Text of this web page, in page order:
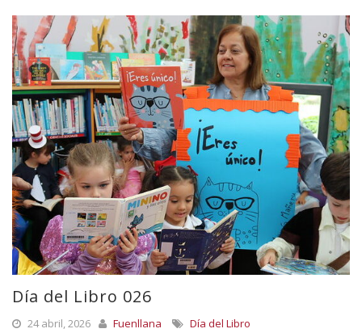
Día del Libro 026
24 abril, 2026 Fuenllana
Día del Libro